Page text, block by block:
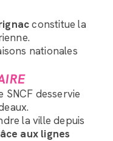
constitue la
nationales
SNCF desservie
la ville depuis
aux lignes